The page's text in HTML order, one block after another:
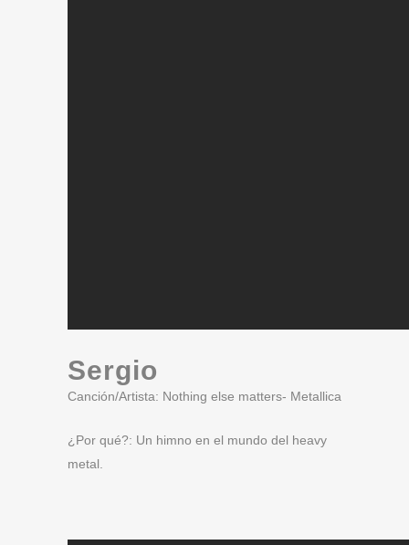
Sergio
Canción/Artista: Nothing else matters- Metallica
¿Por qué?: Un himno en el mundo del heavy
metal.